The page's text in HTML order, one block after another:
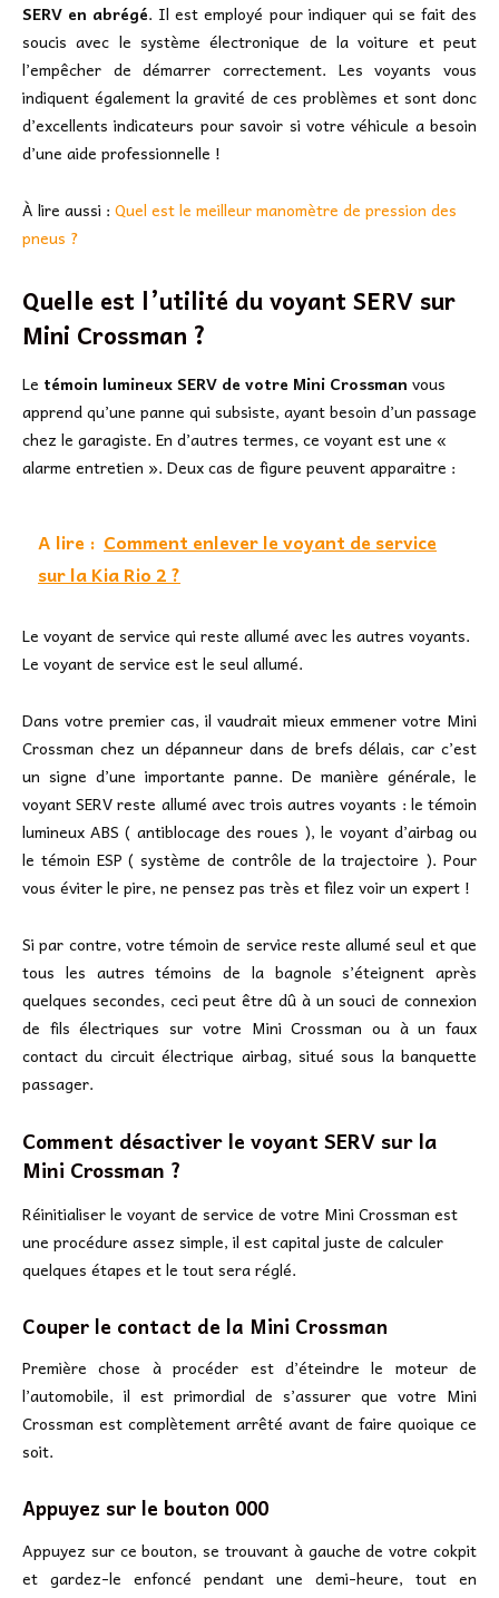
SERV en abrégé. Il est employé pour indiquer qui se fait des
soucis avec le système électronique de la voiture et peut
l’empêcher de démarrer correctement. Les voyants vous
indiquent également la gravité de ces problèmes et sont donc
d’excellents indicateurs pour savoir si votre véhicule a besoin
d’une aide professionnelle !
À lire aussi : Quel est le meilleur manomètre de pression des
pneus ?
Quelle est l’utilité du voyant SERV sur
Mini Crossman ?
Le témoin lumineux SERV de votre Mini Crossman vous
apprend qu’une panne qui subsiste, ayant besoin d’un passage
chez le garagiste. En d’autres termes, ce voyant est une «
alarme entretien ». Deux cas de figure peuvent apparaitre :
A lire : Comment enlever le voyant de service
sur la Kia Rio 2 ?
Le voyant de service qui reste allumé avec les autres voyants.
Le voyant de service est le seul allumé.
Dans votre premier cas, il vaudrait mieux emmener votre Mini
Crossman chez un dépanneur dans de brefs délais, car c’est
un signe d’une importante panne. De manière générale, le
voyant SERV reste allumé avec trois autres voyants : le témoin
lumineux ABS ( antiblocage des roues ), le voyant d’airbag ou
le témoin ESP ( système de contrôle de la trajectoire ). Pour
vous éviter le pire, ne pensez pas très et filez voir un expert !
Si par contre, votre témoin de service reste allumé seul et que
tous les autres témoins de la bagnole s’éteignent après
quelques secondes, ceci peut être dû à un souci de connexion
de fils électriques sur votre Mini Crossman ou à un faux
contact du circuit électrique airbag, situé sous la banquette
passager.
Comment désactiver le voyant SERV sur la
Mini Crossman ?
Réinitialiser le voyant de service de votre Mini Crossman est
une procédure assez simple, il est capital juste de calculer
quelques étapes et le tout sera réglé.
Couper le contact de la Mini Crossman
Première chose à procéder est d’éteindre le moteur de
l’automobile, il est primordial de s’assurer que votre Mini
Crossman est complètement arrêté avant de faire quoique ce
soit.
Appuyez sur le bouton 000
Appuyez sur ce bouton, se trouvant à gauche de votre cokpit
et gardez-le enfoncé pendant une demi-heure, tout en